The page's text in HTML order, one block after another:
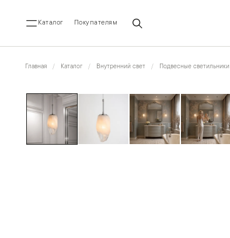
Каталог Покупателям
Главная Каталог Внутренний свет Подвесные светильники